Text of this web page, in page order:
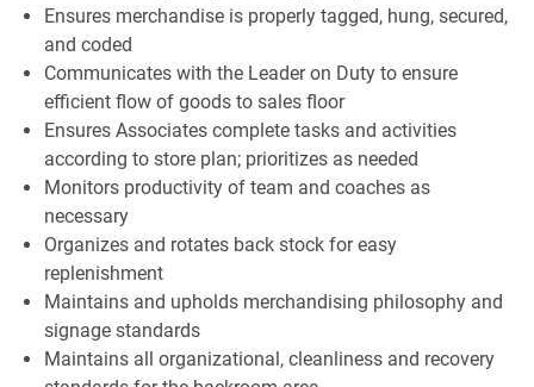
Ensures merchandise is properly tagged, hung, secured,
and coded
Communicates with the Leader on Duty to ensure
efficient flow of goods to sales floor
Ensures Associates complete tasks and activities
according to store plan; prioritizes as needed
Monitors productivity of team and coaches as
necessary
Organizes and rotates back stock for easy
replenishment
Maintains and upholds merchandising philosophy and
signage standards
Maintains all organizational, cleanliness and recovery